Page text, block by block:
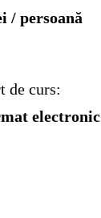
/ persoană
de curs:
electronic